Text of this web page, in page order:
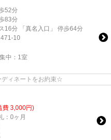
52分
83分
16分 「真名入口」 停歩64分
10
中： 1室
ィネートをお約束☆
費 3,000円)
：0ヶ月